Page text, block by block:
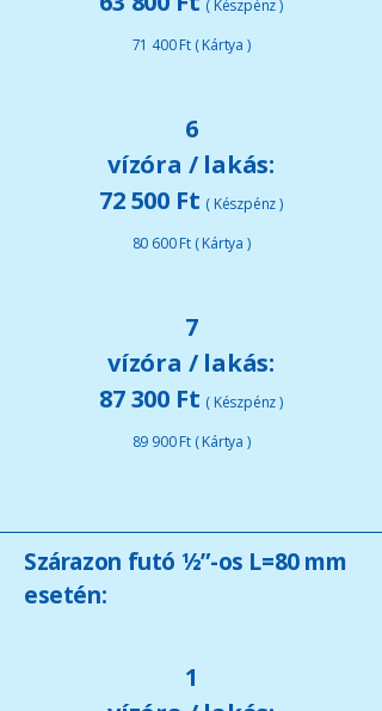
( Készpénz )
71 400 Ft ( Kártya )
6
vízóra / lakás:
72 500 Ft ( Készpénz )
80 600 Ft ( Kártya )
7
vízóra / lakás:
87 300 Ft ( Készpénz )
89 900 Ft ( Kártya )
Szárazon futó ½”-os L=80 mm
esetén:
1